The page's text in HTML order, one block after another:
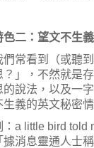
色二：望文不生
們常看到（或聽
？」，不然就是
的說法，以及一
生義的英文秘密
：a little bird told
據消息靈通人士